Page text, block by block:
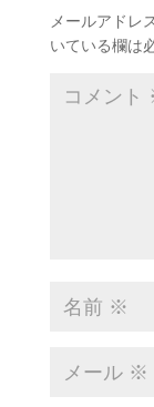
メールアドレ
いている欄は